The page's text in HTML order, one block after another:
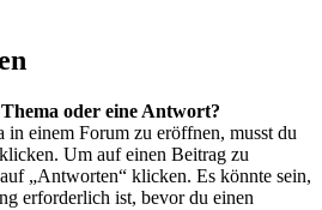
oder eine Antwort?
in einem Forum zu eröffnen, musst du
Um auf einen Beitrag zu
„Antworten“ klicken. Es könnte sein,
erforderlich ist, bevor du einen